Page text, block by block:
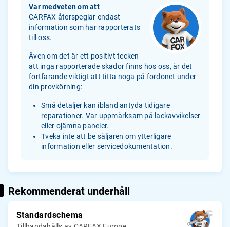
Var medveten om att
CARFAX återspeglar endast
information som har rapporterats
till oss.
Även om det är ett positivt tecken
att inga rapporterade skador finns hos oss, är det
fortfarande viktigt att titta noga på fordonet under
din provkörning:
Små detaljer kan ibland antyda tidigare
reparationer. Var uppmärksam på lackavvikelser
eller ojämna paneler.
Tveka inte att be säljaren om ytterligare
information eller servicedokumentation.
Rekommenderat underhåll
Standardschema